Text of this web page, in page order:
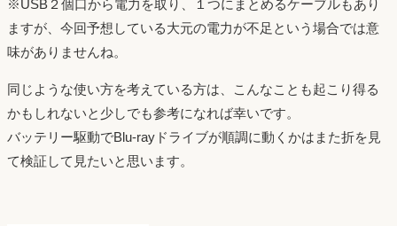
※USB２個口から電力を取り、１つにまとめるケーブルもあり
ますが、今回予想している大元の電力が不足という場合では意
味がありませんね。
同じような使い方を考えている方は、こんなことも起こり得る
かもしれないと少しでも参考になれば幸いです。
バッテリー駆動でBlu-rayドライブが順調に動くかはまた折を見
て検証して見たいと思います。